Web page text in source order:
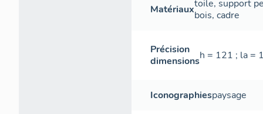
Matériauxtoile, support
bois, cadre
Précision
dimensionsh = 121 ; la =
Iconographiespaysage